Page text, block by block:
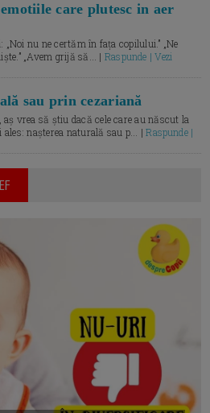
care plutesc in aer
nu ne certăm în fața copilului.” „Ne
„Avem grijă să... | Raspunde | Vezi
sau prin cezariană
vrea să știu dacă cele care au născut la
ales: nașterea naturală sau p... |Raspunde |